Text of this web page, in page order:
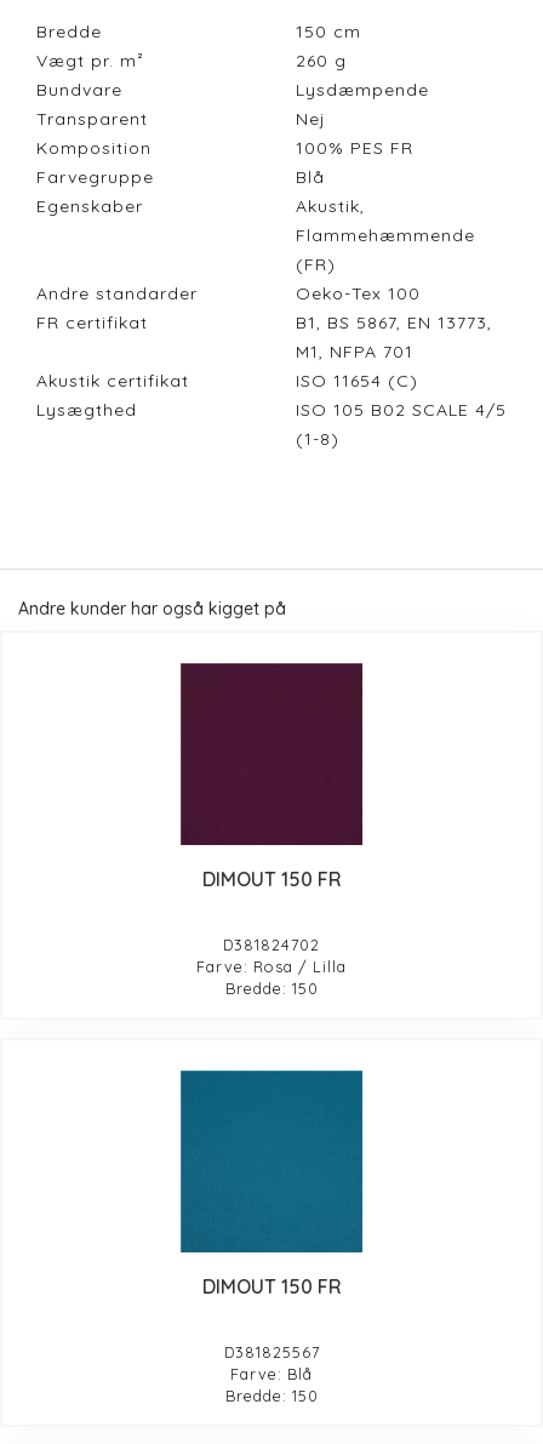
Bredde 150 cm
Vægt pr. m²
260 g
Bundvare
Lysdæmpende
Transparent
Nej
Komposition
100% PES FR
Farvegruppe
Blå
Egenskaber
Akustik,
Flammehæmmende
(FR)
Andre standarder
Oeko-Tex 100
FR certifikat
B1, BS 5867, EN 13773,
M1, NFPA 701
Akustik certifikat
ISO 11654 (C)
Lysægthed
ISO 105 B02 SCALE 4/5
(1-8)
Andre kunder har også kigget på
DIMOUT 150 FR
D381824702
Farve: Rosa / Lilla
Bredde: 150
DIMOUT 150 FR
D381825567
Farve: Blå
Bredde: 150